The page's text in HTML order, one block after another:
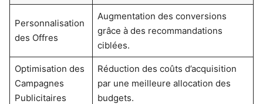
Personnalisation
des Offres
Augmentation des conversions
grâce à des recommandations
ciblées.
Optimisation des
Campagnes
Publicitaires
Réduction des coûts d’acquisition
par une meilleure allocation des
budgets.